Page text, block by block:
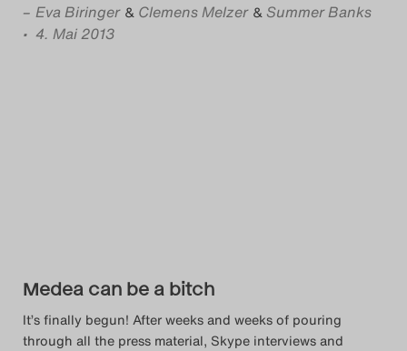
Das Theatertreffen-Blog
– Eva Biringer & Clemens Melzer & Summer Banks
• 4. Mai 2013
Medea can be a bitch
It’s finally begun! After weeks and weeks of pouring
through all the press material, Skype interviews and